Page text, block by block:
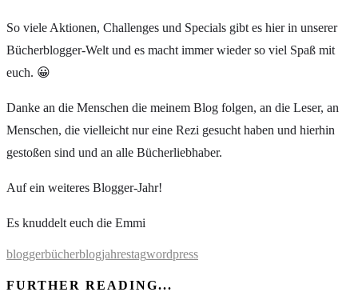
So viele Aktionen, Challenges und Specials gibt es hier in unserer
Bücherblogger-Welt und es macht immer wieder so viel Spaß mit
euch. 😀
Danke an die Menschen die meinem Blog folgen, an die Leser, an
Menschen, die vielleicht nur eine Rezi gesucht haben und hierhin
gestoßen sind und an alle Bücherliebhaber.
Auf ein weiteres Blogger-Jahr!
Es knuddelt euch die Emmi
bloggerbücherblogjahrestagwordpress
FURTHER READING...